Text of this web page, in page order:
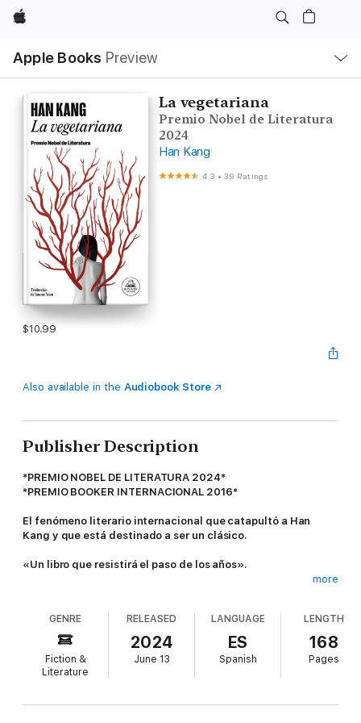
Apple
Apple Books Preview
Nav
Open
Menu
La vegetariana
Premio Nobel de Literatura
2024
Han Kang
4.3 •39 Ratings
$10.99
Also available in the Audiobook Store
Publisher Description
*PREMIO NOBEL DE LITERATURA 2024*
*PREMIO BOOKER INTERNACIONAL 2016*
El fenómeno literario internacional que catapultó a Han
Kang y que está destinado a ser un clásico.
«Un libro que resistirá el paso de los años».
«Palabra a palabra, La vegetariana
es una experiencia
extraordinaria».
Daniel Hahn, The Guardian
more
GENRE
Fiction &
Literature
RELEASED
2024
June 13
LANGUAGE
ES
Spanish
LENGTH
168
Pages